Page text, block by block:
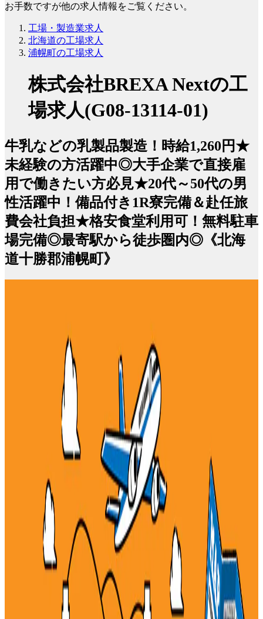
お手数ですが他の求人情報をご覧ください。
工場・製造業求人
北海道の工場求人
浦幌町の工場求人
株式会社BREXA Nextの工
場求人(G08-13114-01)
牛乳などの乳製品製造！時給1,260円★
未経験の方活躍中◎大手企業で直接雇
用で働きたい方必見★20代～50代の男
性活躍中！備品付き1R寮完備＆赴任旅
費会社負担★格安食堂利用可！無料駐車
場完備◎最寄駅から徒歩圏内◎《北海
道十勝郡浦幌町》